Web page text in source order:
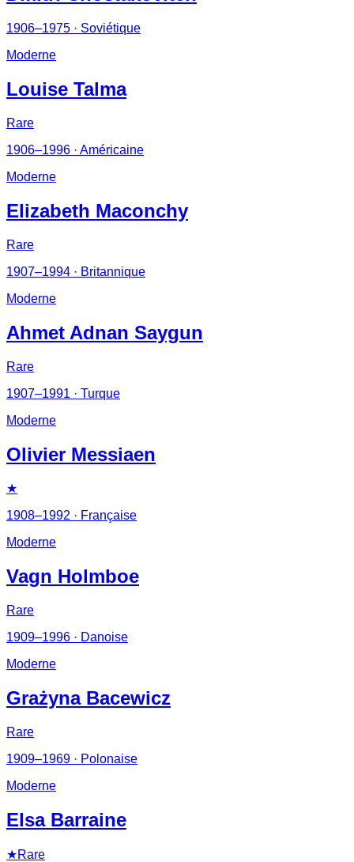
1906–1975 · Soviétique
Moderne
Louise Talma
Rare
1906–1996 · Américaine
Moderne
Elizabeth Maconchy
Rare
1907–1994 · Britannique
Moderne
Ahmet Adnan Saygun
Rare
1907–1991 · Turque
Moderne
Olivier Messiaen
★
1908–1992 · Française
Moderne
Vagn Holmboe
Rare
1909–1996 · Danoise
Moderne
Grażyna Bacewicz
Rare
1909–1969 · Polonaise
Moderne
Elsa Barraine
★Rare